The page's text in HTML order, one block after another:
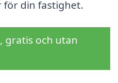
din fastighet.
gratis och utan